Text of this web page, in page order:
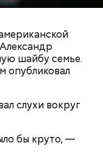
шайбу семье.
опубликовал
слухи вокруг
бы круто, —